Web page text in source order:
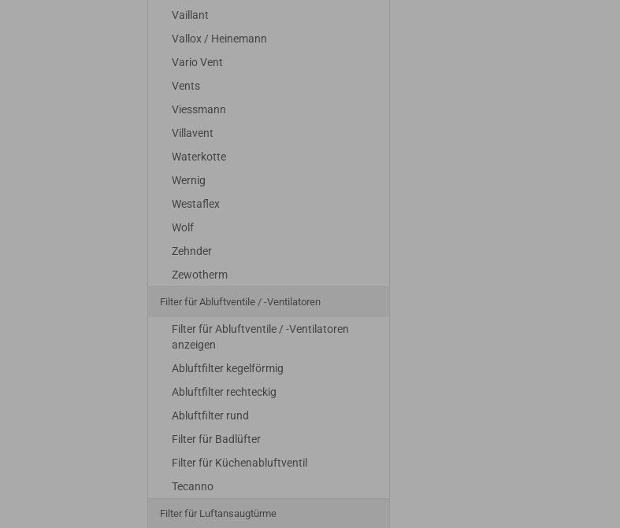
Vaillant
Vallox / Heinemann
Vario Vent
Vents
Viessmann
Villavent
Waterkotte
Wernig
Westaflex
Wolf
Zehnder
Zewotherm
Filter für Abluftventile / -Ventilatoren
Filter für Abluftventile / -Ventilatoren
anzeigen
Abluftfilter kegelförmig
Abluftfilter rechteckig
Abluftfilter rund
Filter für Badlüfter
Filter für Küchenabluftventil
Tecanno
Filter für Luftansaugtürme